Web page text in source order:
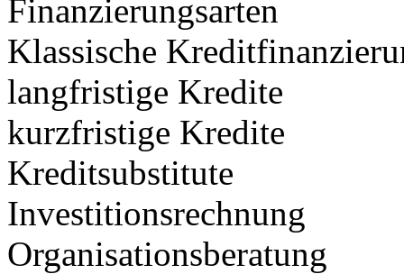
Finanzierungsarten
Klassische
langfristige Kredite
kurzfristige Kredite
Kreditsubstitute
Investitionsrechnung
Organisationsberatung